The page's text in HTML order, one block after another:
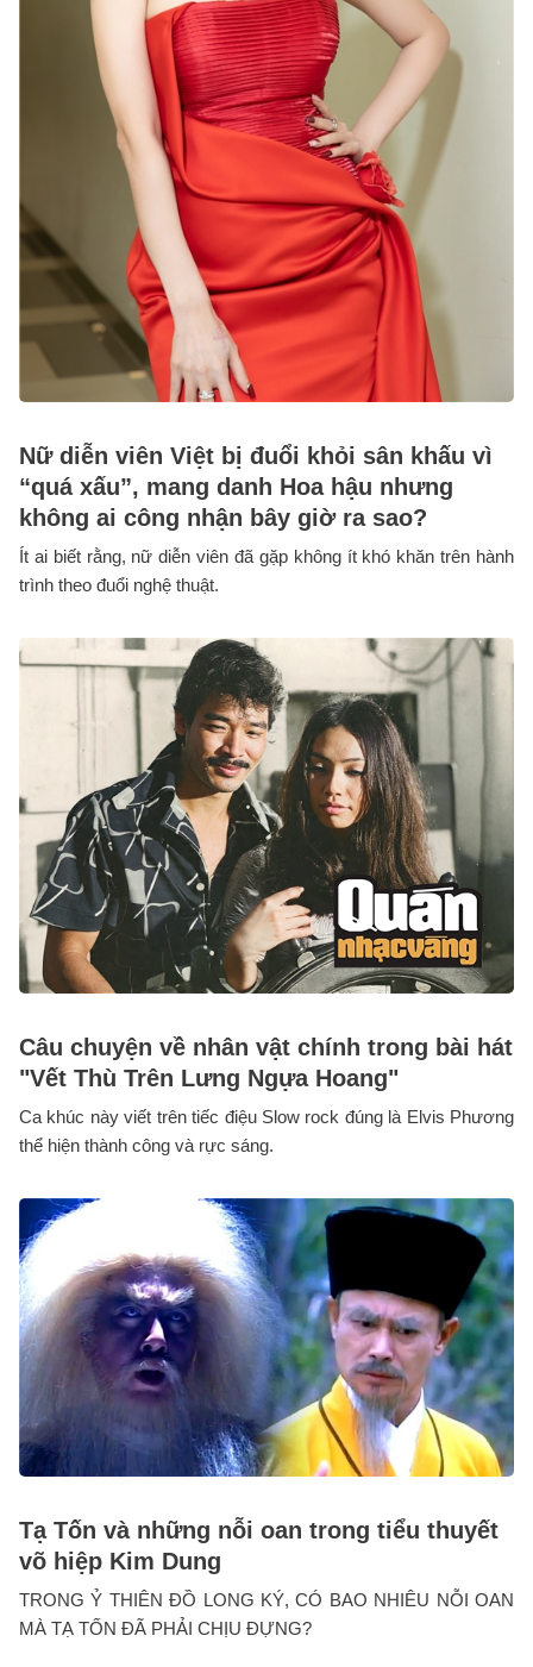
Nữ diễn viên Việt bị đuổi khỏi sân khấu vì
“quá xấu”, mang danh Hoa hậu nhưng
không ai công nhận bây giờ ra sao?
Ít ai biết rằng, nữ diễn viên đã gặp không ít khó khăn trên hành
trình theo đuổi nghệ thuật.
Câu chuyện về nhân vật chính trong bài hát
"Vết Thù Trên Lưng Ngựa Hoang"
Ca khúc này viết trên tiếc điệu Slow rock đúng là Elvis Phương
thể hiện thành công và rực sáng.
Tạ Tốn và những nỗi oan trong tiểu thuyết
võ hiệp Kim Dung
TRONG Ỷ THIÊN ĐỒ LONG KÝ, CÓ BAO NHIÊU NỖI OAN
MÀ TẠ TỐN ĐÃ PHẢI CHỊU ĐỰNG?